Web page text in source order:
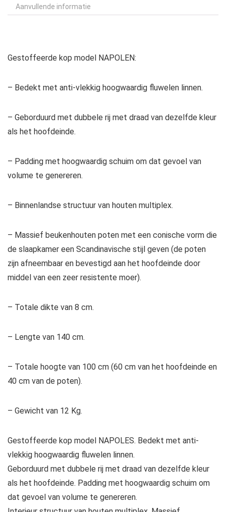
Aanvullende informatie
Gestoffeerde kop model NAPOLEN:
– Bedekt met anti-vlekkig hoogwaardig fluwelen linnen.
– Geborduurd met dubbele rij met draad van dezelfde kleur
als het hoofdeinde.
– Padding met hoogwaardig schuim om dat gevoel van
volume te genereren.
– Binnenlandse structuur van houten multiplex.
– Massief beukenhouten poten met een conische vorm die
de slaapkamer een Scandinavische stijl geven (de poten
zijn afneembaar en bevestigd aan het hoofdeinde door
middel van een zeer resistente moer).
– Totale dikte van 8 cm.
– Lengte van 140 cm.
– Totale hoogte van 100 cm (60 cm van het hoofdeinde en
40 cm van de poten).
– Gewicht van 12 Kg.
Gestoffeerde kop model NAPOLES. Bedekt met anti-
vlekkig hoogwaardig fluwelen linnen.
Geborduurd met dubbele rij met draad van dezelfde kleur
als het hoofdeinde. Padding met hoogwaardig schuim om
dat gevoel van volume te genereren.